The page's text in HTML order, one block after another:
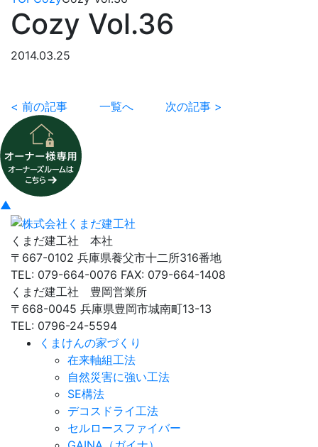
Cozy Vol.36
2014.03.25
< 前の記事 一覧へ 次の記事 >
▲
くまだ建工社 本社
〒667-0102 兵庫県養父市十二所316番地
TEL: 079-664-0076 FAX: 079-664-1408
くまだ建工社 豊岡営業所
〒668-0045 兵庫県豊岡市城南町13-13
TEL: 0796-24-5594
くまけんの家づくり
在来軸組工法
自然災害に強い工法
SE構法
デコスドライ工法
セルロースファイバー